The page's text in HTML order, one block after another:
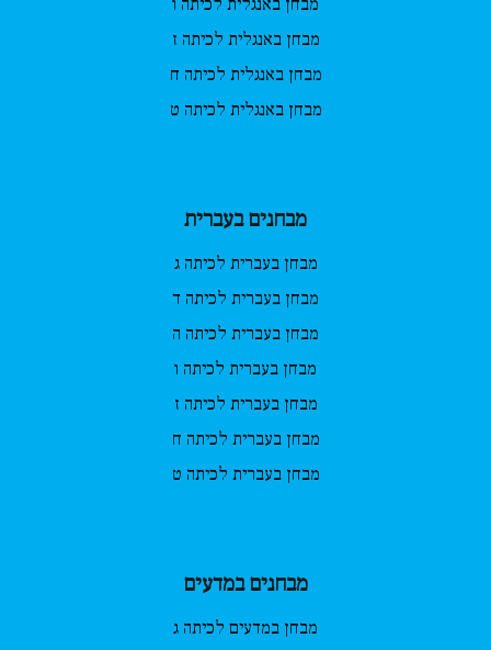
מבחן באנגלית לכיתה ו
מבחן באנגלית לכיתה ז
מבחן באנגלית לכיתה ח
מבחן באנגלית לכיתה ט
מבחנים בעברית
מבחן בעברית לכיתה ג
מבחן בעברית לכיתה ד
מבחן בעברית לכיתה ה
מבחן בעברית לכיתה ו
מבחן בעברית לכיתה ז
מבחן בעברית לכיתה ח
מבחן בעברית לכיתה ט
מבחנים במדעים
מבחן במדעים לכיתה ג